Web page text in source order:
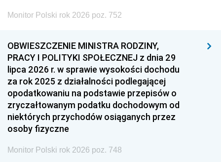
Monitor Polski rok 2026 poz. 752
OBWIESZCZENIE MINISTRA RODZINY,
PRACY I POLITYKI SPOŁECZNEJ z dnia 29
lipca 2026 r. w sprawie wysokości dochodu
za rok 2025 z działalności podlegającej
opodatkowaniu na podstawie przepisów o
zryczałtowanym podatku dochodowym od
niektórych przychodów osiąganych przez
osoby fizyczne
Monitor Polski rok 2026 poz. 748